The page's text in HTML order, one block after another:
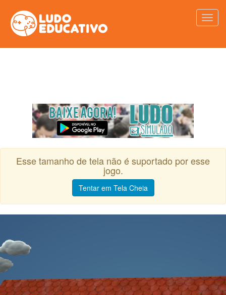
Esse tamanho de tela não é suportado por esse
jogo.
Tentar em Tela Cheia